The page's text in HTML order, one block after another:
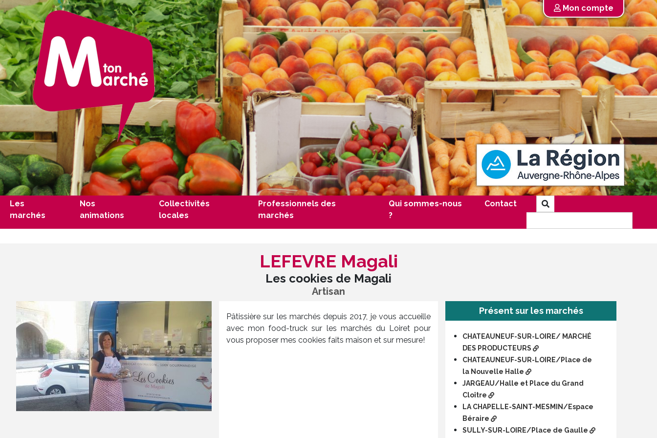
Mon compte
Les
marchés
Nos
animations
Collectivités
locales
Professionnels des
marchés
Qui sommes-nous
?
Contact
LEFEVRE Magali
Les cookies de Magali
Artisan
Pâtissière sur les marchés depuis 2017, je vous accueille
avec mon food-truck sur les marchés du Loiret pour
vous proposer mes cookies faits maison et sur mesure!
Présent sur les marchés
CHATEAUNEUF-SUR-LOIRE/ MARCHÉ
DES PRODUCTEURS
CHATEAUNEUF-SUR-LOIRE/Place de
la Nouvelle Halle
JARGEAU/Halle et Place du Grand
Cloître
LA CHAPELLE-SAINT-MESMIN/Espace
Béraire
SULLY-SUR-LOIRE/Place de Gaulle